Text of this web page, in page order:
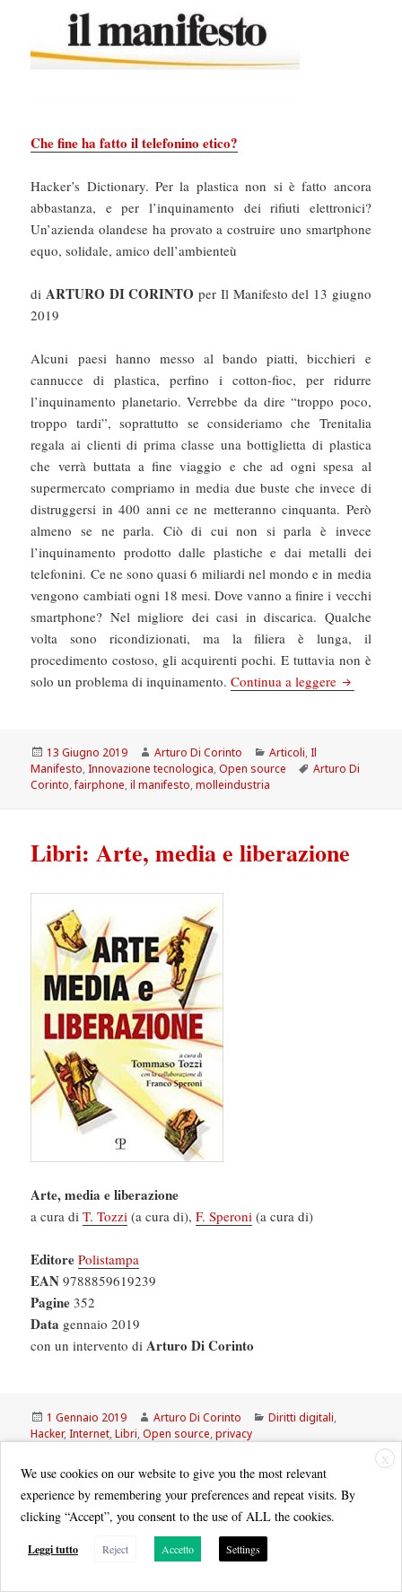
Che fine ha fatto il telefonino etico?
Hacker’s Dictionary. Per la plastica non si è fatto ancora
abbastanza, e per l’inquinamento dei rifiuti elettronici?
Un’azienda olandese ha provato a costruire uno smartphone
equo, solidale, amico dell’ambienteù
di ARTURO DI CORINTO per Il Manifesto del 13 giugno
2019
Alcuni paesi hanno messo al bando piatti, bicchieri e
cannucce di plastica, perfino i cotton-fioc, per ridurre
l’inquinamento planetario. Verrebbe da dire “troppo poco,
troppo tardi”, soprattutto se consideriamo che Trenitalia
regala ai clienti di prima classe una bottiglietta di plastica
che verrà buttata a fine viaggio e che ad ogni spesa al
supermercato compriamo in media due buste che invece di
distruggersi in 400 anni ce ne metteranno cinquanta. Però
almeno se ne parla. Ciò di cui non si parla è invece
l’inquinamento prodotto dalle plastiche e dai metalli dei
telefonini. Ce ne sono quasi 6 miliardi nel mondo e in media
vengono cambiati ogni 18 mesi. Dove vanno a finire i vecchi
smartphone? Nel migliore dei casi in discarica. Qualche
volta sono ricondizionati, ma la filiera è lunga, il
procedimento costoso, gli acquirenti pochi. E tuttavia non è
solo un problema di inquinamento.Continua a leggere Il
Scritto
il
13 Giugno 2019 Autore
Arturo Di Corinto Categorie
Articoli,Il
Manifesto,Innovazione tecnologica,Open source Tag
Arturo Di
Corinto,fairphone,il manifesto,molleindustria
Libri: Arte, media e liberazione
Arte, media e liberazione
a cura diT. Tozzi (a cura di),F. Speroni (a cura di)
Editore Polistampa
EAN 9788859619239
Pagine 352
Data gennaio 2019
con un intervento diArturo Di Corinto
Scritto
il
1 Gennaio 2019 Autore
Arturo Di Corinto Categorie
Diritti digitali,
Hacker,Internet,Libri,Open source,privacy
La Repubblica: Nuovo sito del
Campidoglio, “Così gli hacker
rubano l’identità anche a Raggi”
X
We use cookies on our website to give you the most relevant
experience by remembering your preferences and repeat visits. By
clicking “Accept”, you consent to the use of ALL the cookies.
Leggi tutto Reject Accetto Settings